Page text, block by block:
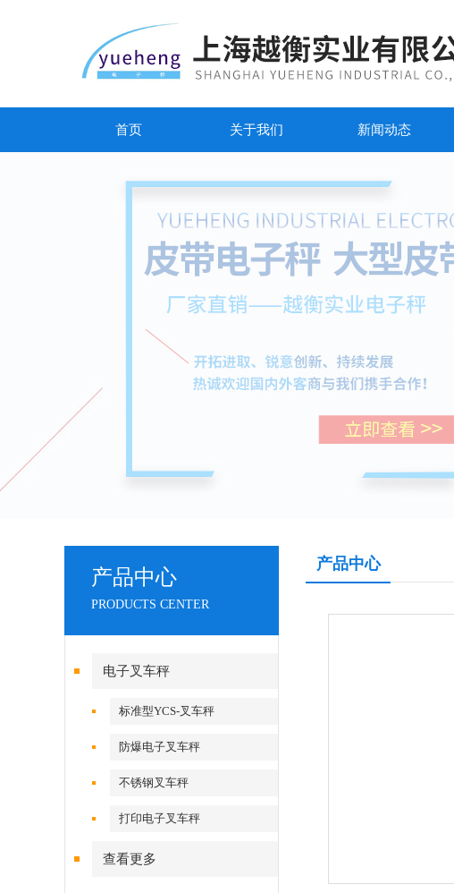
首页 关于我们 新闻动态
产品中心
PRODUCTS CENTER
电子叉车秤
标准型YCS-叉车秤
防爆电子叉车秤
不锈钢叉车秤
打印电子叉车秤
查看更多
产品中心